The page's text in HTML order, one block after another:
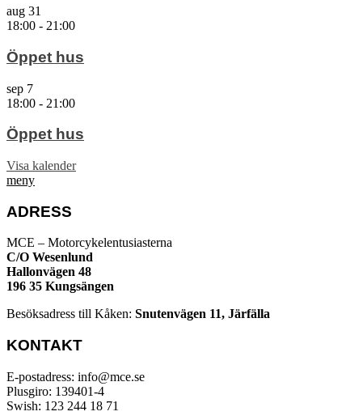
aug 31
18:00 - 21:00
Öppet hus
sep 7
18:00 - 21:00
Öppet hus
Visa kalender
meny
ADRESS
MCE – Motorcykelentusiasterna
C/O Wesenlund
Hallonvägen 48
196 35 Kungsängen
Besöksadress till Kåken: Snutenvägen 11, Järfälla
KONTAKT
E-postadress: info@mce.se
Plusgiro: 139401-4
Swish: 123 244 18 71